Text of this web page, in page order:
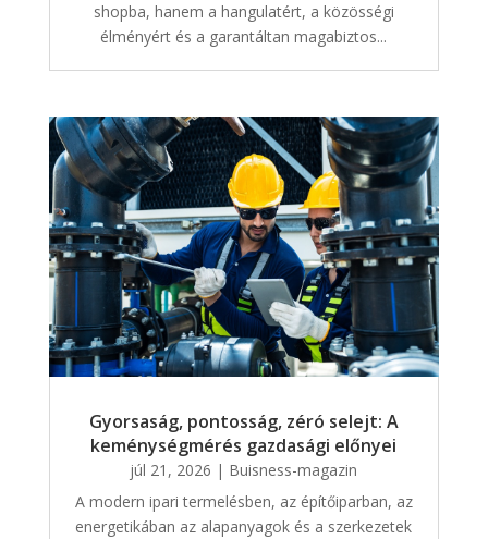
shopba, hanem a hangulatért, a közösségi
élményért és a garantáltan magabiztos...
Gyorsaság, pontosság, zéró selejt: A
keménységmérés gazdasági előnyei
júl 21, 2026 | Buisness-magazin
A modern ipari termelésben, az építőiparban, az
energetikában az alapanyagok és a szerkezetek